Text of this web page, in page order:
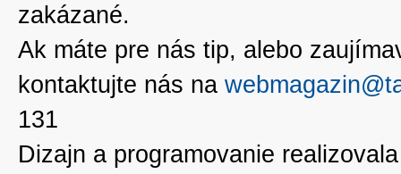
zakázané.
Ak máte pre nás tip, alebo
kontaktujte nás na
131
Dizajn a programovanie